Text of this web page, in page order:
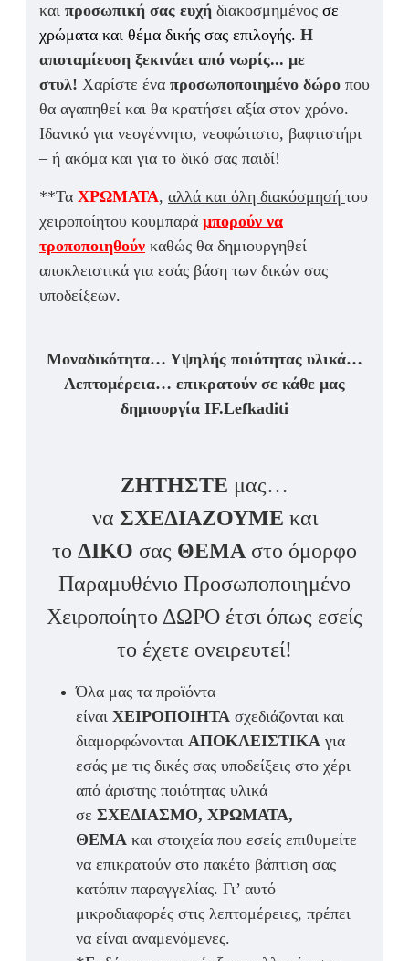
και προσωπική σας ευχή διακοσμημένος σε
χρώματα και θέμα δικής σας επιλογής. Η
αποταμίευση ξεκινάει από νωρίς... με
στυλ! Χαρίστε ένα προσωποποιημένο δώρο που
θα αγαπηθεί και θα κρατήσει αξία στον χρόνο.
Ιδανικό για νεογέννητο, νεοφώτιστο, βαφτιστήρι
– ή ακόμα και για το δικό σας παιδί!
**Τα ΧΡΩΜΑΤΑ, αλλά και όλη διακόσμησή του
χειροποίητου κουμπαρά μπορούν να
τροποποιηθούν καθώς θα δημιουργηθεί
αποκλειστικά για εσάς βάση των δικών σας
υποδείξεων.
Μοναδικότητα… Υψηλής ποιότητας υλικά…
Λεπτομέρεια… επικρατούν σε κάθε μας
δημιουργία IF.Lefkaditi
ΖΗΤΗΣΤΕ μας…
να ΣΧΕΔΙΑΖΟΥΜΕ και
το ΔΙΚΟ σας ΘΕΜΑ στο όμορφο
Παραμυθένιο Προσωποποιημένο
Χειροποίητο ΔΩΡΟ έτσι όπως εσείς
το έχετε ονειρευτεί!
Όλα μας τα προϊόντα
είναι ΧΕΙΡΟΠΟΙΗΤΑ σχεδιάζονται και
διαμορφώνονται ΑΠΟΚΛΕΙΣΤΙΚΑ για
εσάς με τις δικές σας υποδείξεις στο χέρι
από άριστης ποιότητας υλικά
σε ΣΧΕΔΙΑΣΜΟ, ΧΡΩΜΑΤΑ,
ΘΕΜΑ και στοιχεία που εσείς επιθυμείτε
να επικρατούν στο πακέτο βάπτιση σας
κατόπιν παραγγελίας. Γι’ αυτό
μικροδιαφορές στις λεπτομέρειες, πρέπει
να είναι αναμενόμενες.